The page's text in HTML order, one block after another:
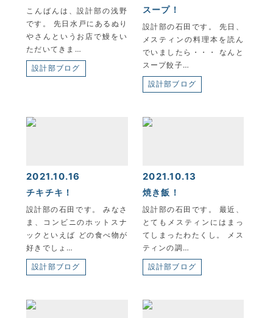
こんばんは、設計部の浅野
です。 先日水戸にあるぬり
やさんというお店で鰻をい
ただいてきま…
設計部ブログ
スープ！
設計部の石田です。 先日、
メスティンの料理本を読ん
でいましたら・・・ なんと
スープ餃子…
設計部ブログ
2021.10.16
チキチキ！
設計部の石田です。 みなさ
ま、コンビニのホットスナ
ックといえば どの食べ物が
好きでしょ…
設計部ブログ
2021.10.13
焼き飯！
設計部の石田です。 最近、
とてもメスティンにはまっ
てしまったわたくし。 メス
ティンの調…
設計部ブログ